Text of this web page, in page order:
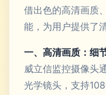
借出色的高清画质
能，为用户提供了
一、高清画质：细
威立信监控摄像头
光学镜头，支持